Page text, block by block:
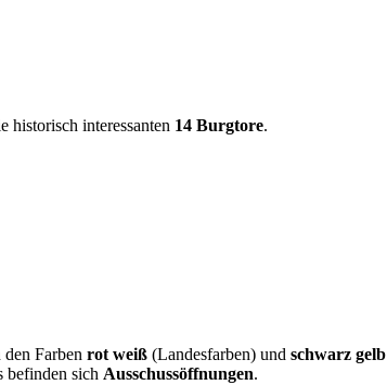
historisch interessanten 14 Burgtore.
den Farben rot weiß (Landesfarben) und schwarz gelb
befinden sich Ausschussöffnungen.